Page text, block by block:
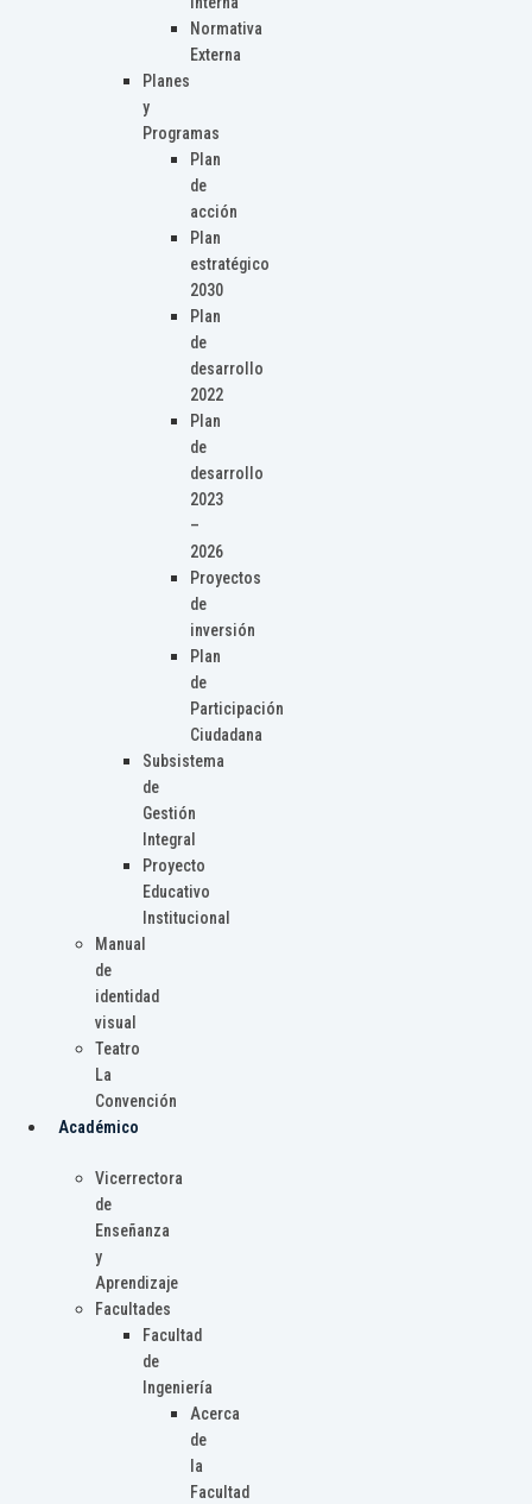
Normativa
Externa
Planes
y
Programas
Plan
de
acción
Plan
estratégico
2030
Plan
de
desarrollo
2022
Plan
de
desarrollo
2023
–
2026
Proyectos
de
inversión
Plan
de
Participación
Ciudadana
Subsistema
de
Gestión
Integral
Proyecto
Educativo
Institucional
Manual
de
identidad
visual
Teatro
La
Convención
Académico
Vicerrectora
de
Enseñanza
y
Aprendizaje
Facultades
Facultad
de
Ingeniería
Acerca
de
la
Facultad